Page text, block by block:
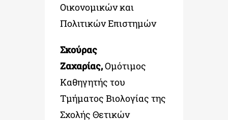
Οικονομικών και
Πολιτικών Επιστημών
Σκούρας
Ζαχαρίας,Ομότιμος
Καθηγητής του
Τμήματος Βιολογίας της
Σχολής Θετικών